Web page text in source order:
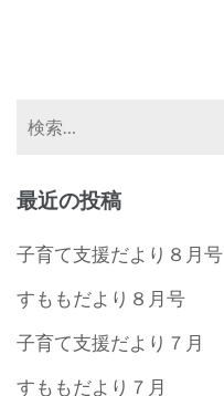
最近の投稿
子育て支援だより８月号
すももだより８月号
子育て支援だより７月
すももだより７月